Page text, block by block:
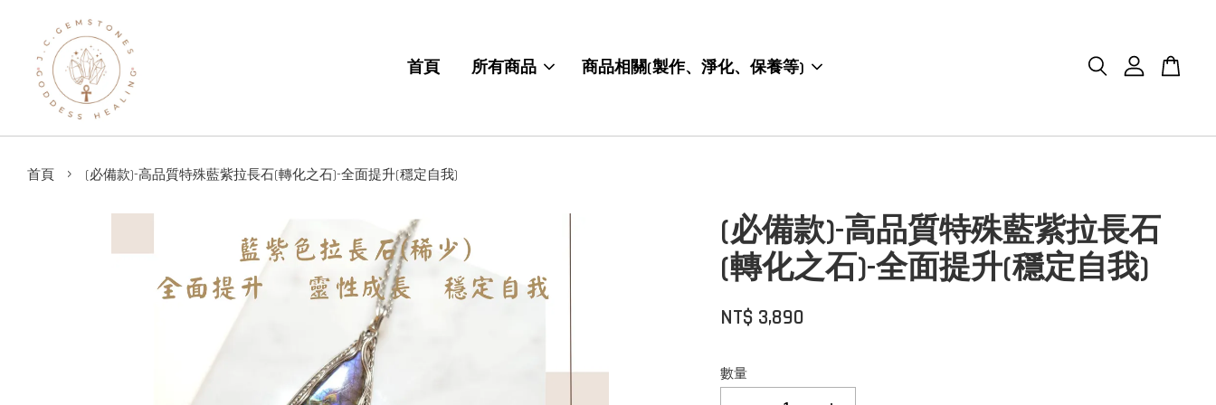
首頁 所有商品 商品相關(製作、淨化、保養等)
首頁 › (必備款)-高品質特殊藍紫拉長石(轉化之石)-全面提升(穩定自我)
(必備款)-高品質特殊藍紫拉長石
(轉化之石)-全面提升(穩定自我)
NT$ 3,890
數量